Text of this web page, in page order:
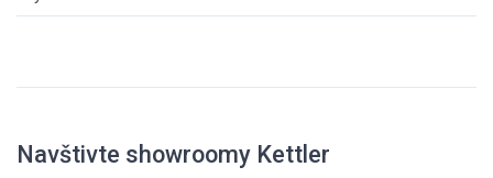
Navštivte showroomy Kettler